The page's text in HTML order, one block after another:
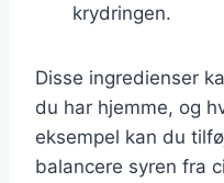
krydringen.
Disse ingredienser
du har hjemme, og
eksempel kan du
balancere syren fra